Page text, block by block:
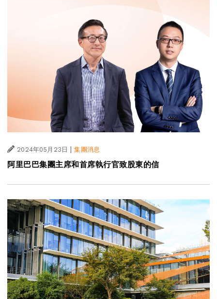
2024年05月23日 集團消息
阿里巴巴集團主席和首席執行官致股東的信